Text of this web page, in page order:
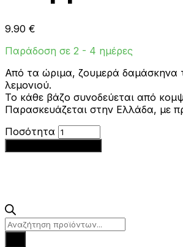
Products
search
9.90 €
Παράδοση σε 2 - 4 ημέρες
Από τα ώριμα, ζουμερά δαμάσκηνα
λεμονιού.
Το κάθε βάζο συνοδεύεται από
Παρασκευάζεται στην Ελλάδα, με
Ποσότητα Μαρμελάδα
Χειροποίητη
Δαμάσκηνο